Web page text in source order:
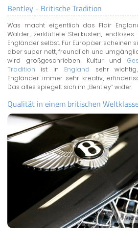
LAND & LEUTE
LERNCENTER
ENGLISCH
ENGLAND ZUHAUSE
BRITISH SHOP
Bentley - Britische Tradition
Was macht eigentlich das Flair
Wälder, zerklüftete Steilküsten,
Engländer selbst. Für Europäer scheinen
aber super nett, freundlich und
wird großgeschrieben, Kultur und
Tradition ist in England sehr
Engländer immer sehr kreativ,
Das alles spiegelt sich im „Bentley“ wider.
Qualität in einem britischen
©